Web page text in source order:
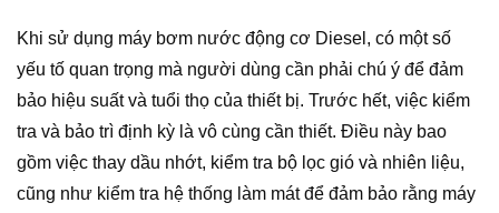
Khi sử dụng máy bơm nước động cơ Diesel, có một số
yếu tố quan trọng mà người dùng cần phải chú ý để đảm
bảo hiệu suất và tuổi thọ của thiết bị. Trước hết, việc kiểm
tra và bảo trì định kỳ là vô cùng cần thiết. Điều này bao
gồm việc thay dầu nhớt, kiểm tra bộ lọc gió và nhiên liệu,
cũng như kiểm tra hệ thống làm mát để đảm bảo rằng máy